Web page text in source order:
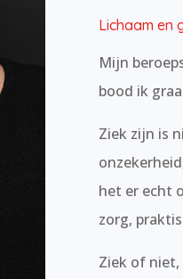
Lichaam en
Mijn
bood ik
Ziek zijn is
het er echt
zorg,
Ziek of niet,